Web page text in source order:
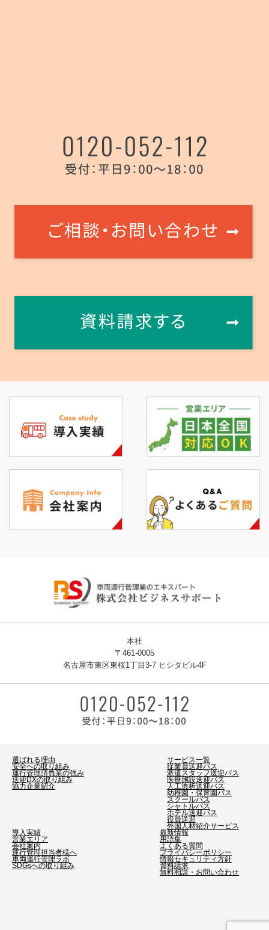
選ばれる理由
安全への取り組み
運行管理請負業の強み
送迎DXの取り組み
協力企業紹介
サービス一覧
従業員送迎バス
派遣スタッフ送迎バス
医療施設送迎バス
人工透析送迎バス
幼稚園・保育園バス
スクールバス
シャトルバス
ホテル送迎バス
役員送迎
外国人材紹介サービス
導入実績
営業エリア
会社案内
運行管理担当者様へ
車両運行管理ラボ
SDGsへの取り組み
最新情報
用語集
よくある質問
プライバシーポリシー
情報セキュリティ方針
資料請求
無料相談・お問い合わせ
本社
〒461-0005
名古屋市東区東桜1丁目3-7 ヒシタビル4F